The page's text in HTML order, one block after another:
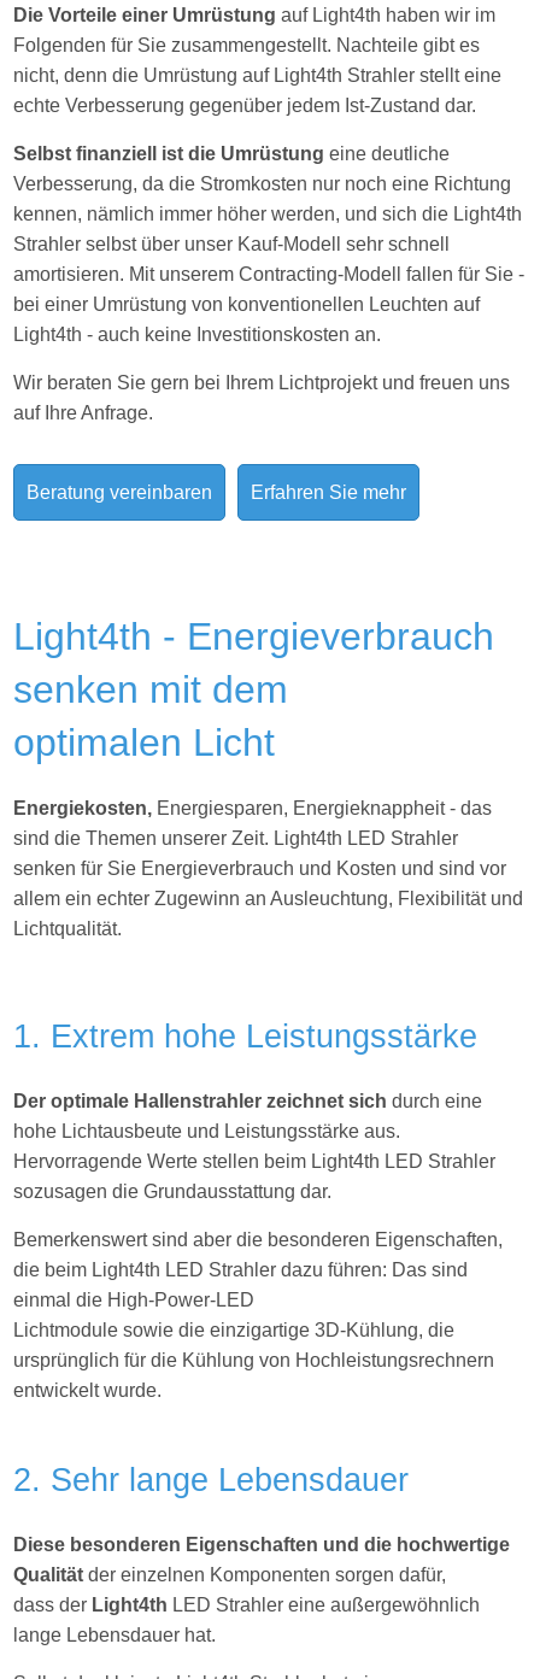
Die Vorteile einer Umrüstungauf Light4th haben wir im
Folgenden für Sie zusammengestellt. Nachteile gibt es
nicht, denn die Umrüstung auf Light4th Strahler stellt eine
echte Verbesserung gegenüber jedem Ist-Zustand dar.
Selbst finanziell ist die Umrüstung eine deutliche
Verbesserung, da die Stromkosten nur noch eine Richtung
kennen, nämlich immer höher werden, und sich die Light4th
Strahler selbst über unser Kauf-Modell sehr schnell
amortisieren. Mit unserem Contracting-Modell fallen für Sie -
bei einer Umrüstung von konventionellen Leuchten auf
Light4th - auch keine Investitionskosten an.
Wir beraten Sie gern bei Ihrem Lichtprojekt und freuen uns
auf Ihre Anfrage.
Beratung vereinbaren Erfahren Sie mehr
Light4th - Energieverbrauch
senken mit dem
optimalen Licht
Energiekosten, Energiesparen, Energieknappheit - das
sind die Themen unserer Zeit. Light4th LED Strahler
senken für Sie Energieverbrauch und Kosten und sind vor
allem ein echter Zugewinn an Ausleuchtung, Flexibilität und
Lichtqualität.
1. Extrem hohe Leistungsstärke
Der optimale Hallenstrahler zeichnet sichdurch eine
hohe Lichtausbeute und Leistungsstärke aus.
Hervorragende Werte stellen beim Light4th LED Strahler
sozusagen die Grundausstattung dar.
Bemerkenswert sind aber die besonderen Eigenschaften,
die beim Light4th LED Strahler dazu führen: Das sind
einmal die High-Power-LED
Lichtmodule sowie die einzigartige 3D-Kühlung, die
ursprünglich für die Kühlung von Hochleistungsrechnern
entwickelt wurde.
2. Sehr lange Lebensdauer
Diese besonderen Eigenschaften und die hochwertige
Qualität der einzelnen Komponenten sorgen dafür,
dass der Light4th LED Strahler eine außergewöhnlich
lange Lebensdauer hat.